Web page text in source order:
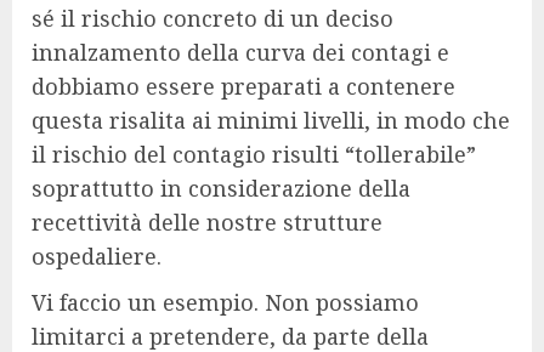
sé il rischio concreto di un deciso
innalzamento della curva dei contagi e
dobbiamo essere preparati a contenere
questa risalita ai minimi livelli, in modo che
il rischio del contagio risulti “tollerabile”
soprattutto in considerazione della
recettività delle nostre strutture
ospedaliere.
Vi faccio un esempio. Non possiamo
limitarci a pretendere, da parte della